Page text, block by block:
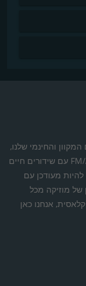
והחינמי שלנו,
המאפשר לך גישה קלה למעל 200 תחנות רדיו FM/AM עם שידורים חיים
מעודכן עם
של מוזיקה מכל
אנחנו כאן